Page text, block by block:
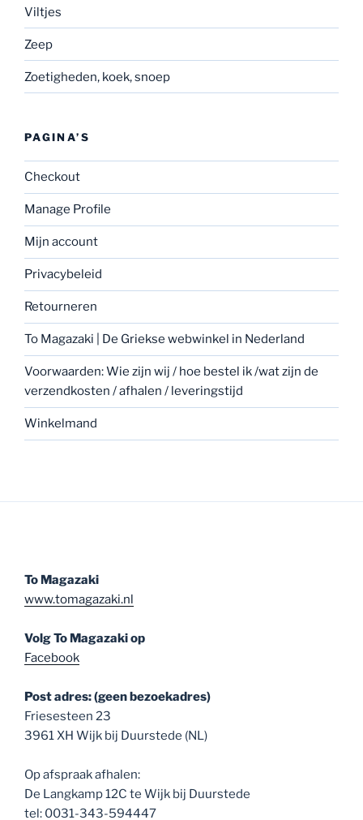
Viltjes
Zeep
Zoetigheden, koek, snoep
PAGINA’S
Checkout
Manage Profile
Mijn account
Privacybeleid
Retourneren
To Magazaki | De Griekse webwinkel in Nederland
Voorwaarden: Wie zijn wij / hoe bestel ik /wat zijn de
verzendkosten / afhalen / leveringstijd
Winkelmand
To Magazaki
www.tomagazaki.nl
Volg To Magazaki op
Facebook
Post adres: (geen bezoekadres)
Friesesteen 23
3961 XH Wijk bij Duurstede (NL)
Op afspraak afhalen:
De Langkamp 12C te Wijk bij Duurstede
tel: 0031-343-594447